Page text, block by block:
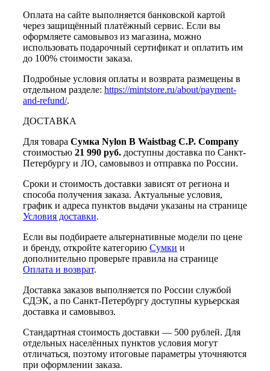
Оплата на сайте выполняется банковской картой
через защищённый платёжный сервис. Если вы
оформляете самовывоз из магазина, можно
использовать подарочный сертификат и оплатить им
до 100% стоимости заказа.
Подробные условия оплаты и возврата размещены в
отдельном разделе: https://mintstore.ru/about/payment-
and-refund/.
ДОСТАВКА
Для товара Сумка Nylon B Waistbag C.P. Company
стоимостью 21 990 руб. доступны доставка по Санкт-
Петербургу и ЛО, самовывоз и отправка по России.
Сроки и стоимость доставки зависят от региона и
способа получения заказа. Актуальные условия,
график и адреса пунктов выдачи указаны на странице
Условия доставки.
Если вы подбираете альтернативные модели по цене
и бренду, откройте категорию Сумки и
дополнительно проверьте правила на странице
Оплата и возврат.
Доставка заказов выполняется по России службой
СДЭК, а по Санкт-Петербургу доступны курьерская
доставка и самовывоз.
Стандартная стоимость доставки — 500 рублей. Для
отдельных населённых пунктов условия могут
отличаться, поэтому итоговые параметры уточняются
при оформлении заказа.